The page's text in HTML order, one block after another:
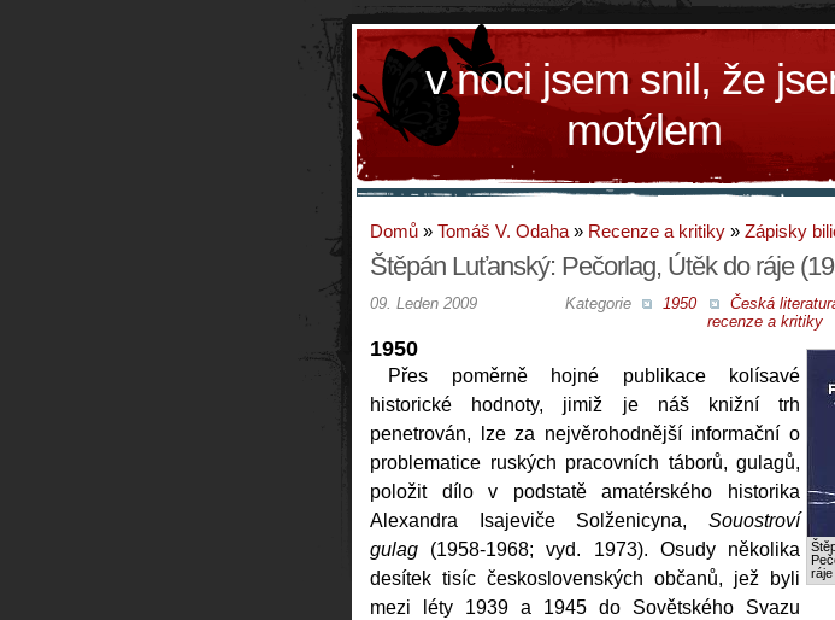
v noci jsem snil, že
motýlem
Domů » Tomáš V. Odaha » Recenze a kritiky » Zápisky
Štěpán Luťanský: Pečorlag, Útěk do ráje
Kategorie 1950 Česká
recenze a kritiky
09. Leden 2009
ráje
1950
Přes poměrně hojné publikace kolísavé
historické hodnoty, jimiž je náš knižní trh
penetrován, lze za nejvěrohodnější informační o
problematice ruských pracovních táborů, gulagů,
položit dílo v podstatě amatérského historika
Alexandra Isajeviče Solženicyna, Souostroví
gulag (1958-1968; vyd. 1973). Osudy několika
desítek tisíc československých občanů, jež byli
mezi léty 1939 a 1945 do Sovětského Svazu